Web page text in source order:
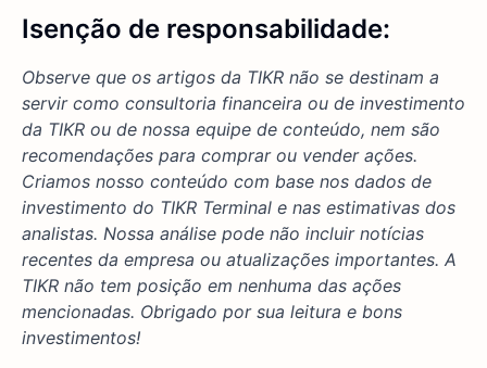
Isenção de responsabilidade:
Observe que os artigos da TIKR não se destinam a
servir como consultoria financeira ou de investimento
da TIKR ou de nossa equipe de conteúdo, nem são
recomendações para comprar ou vender ações.
Criamos nosso conteúdo com base nos dados de
investimento do TIKR Terminal e nas estimativas dos
analistas. Nossa análise pode não incluir notícias
recentes da empresa ou atualizações importantes. A
TIKR não tem posição em nenhuma das ações
mencionadas. Obrigado por sua leitura e bons
investimentos!